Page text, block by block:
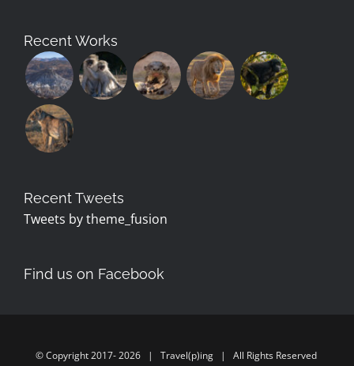
Recent Works
Recent Tweets
Tweets by theme_fusion
Find us on Facebook
© Copyright 2017-2026 | Travel(p)ing | All Rights Reserved